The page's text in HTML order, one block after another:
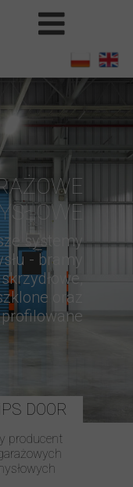
systemy
- bramy
oraz
producent
DOOR